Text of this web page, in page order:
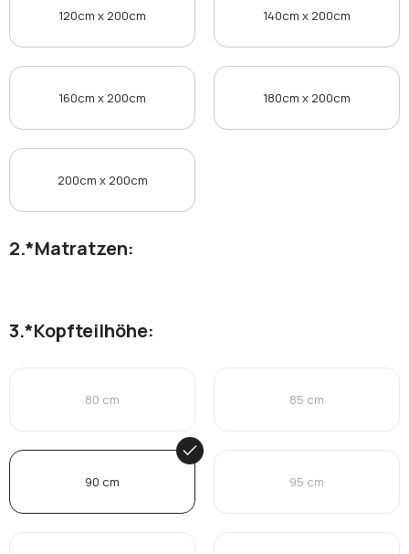
120cm x 200cm 140cm x 200cm
160cm x 200cm 180cm x 200cm
200cm x 200cm
*Matratzen:
*Kopfteilhöhe:
80 cm 85 cm
90 cm 95 cm